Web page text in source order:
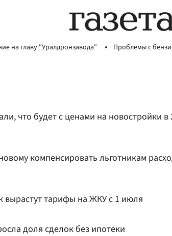
на главу "Уралдронзавода" Проблемы с
что будет с ценами на новостройки в
компенсировать льготникам
вырастут тарифы на ЖКУ с 1 июля
доля сделок без ипотеки